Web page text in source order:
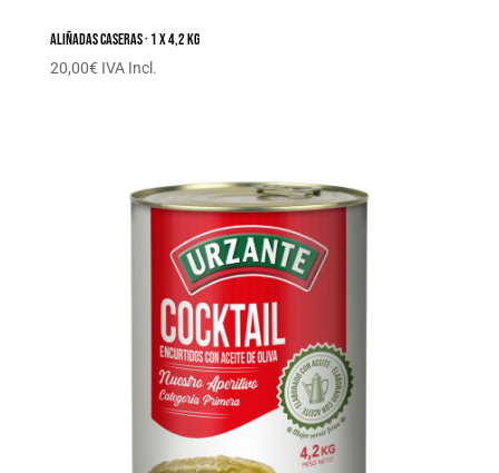
Aliñadas caseras · 1 x 4,2 Kg
20,00€ IVA Incl.